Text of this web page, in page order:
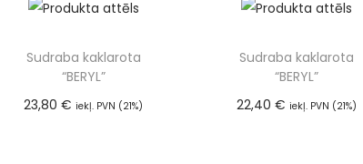
Sudraba kaklarota
“BERYL”
23,80€ iekļ. PVN (21%)
Sudraba kaklarota
“BERYL”
22,40 € iekļ. PVN (21%)